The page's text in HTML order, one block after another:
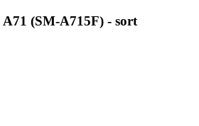
(SM-A715F) - sort